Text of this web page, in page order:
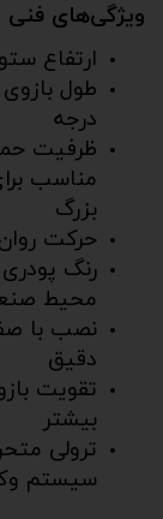
ویژگی‌های فنی
ارتفاع ستون:
درجه
مناسب
بزرگ
حرکت روان
رنگ پودری
محیط
نصب با
دقیق
تقویت
بیشتر
ترولی
سیستم